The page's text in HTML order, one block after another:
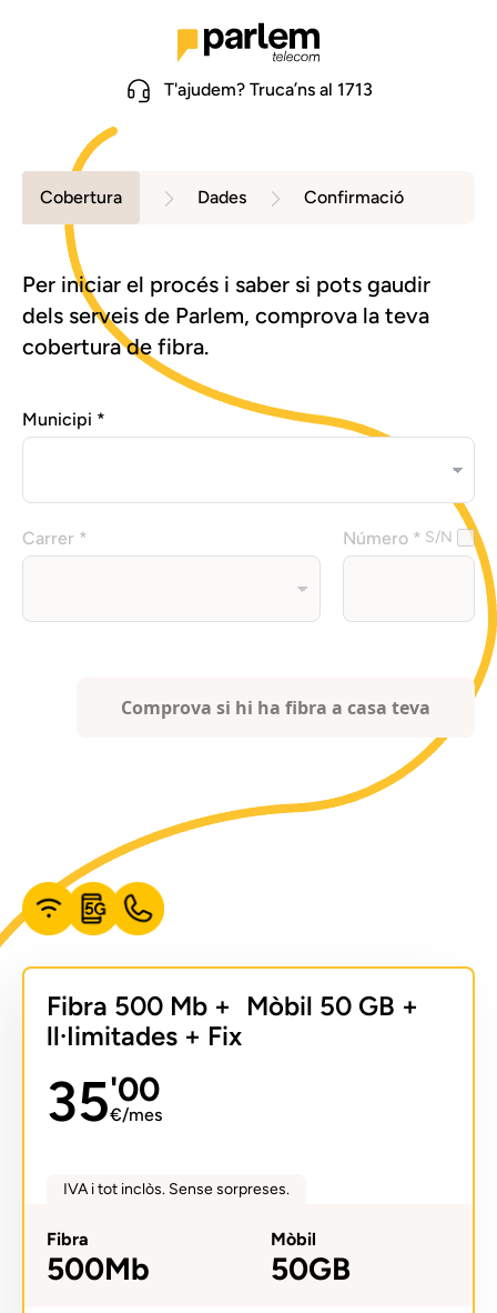
T'ajudem? Truca’ns al 1713
Cobertura Dades Confirmació
Per iniciar el procés i saber si pots gaudir
dels serveis de Parlem, comprova la teva
cobertura de fibra.
Fibra 500 Mb + Mòbil 50 GB +
ll·Iimitades + Fix
35'00
€/mes
IVA i tot inclòs. Sense sorpreses.
Fibra
500Mb
Mòbil
50GB